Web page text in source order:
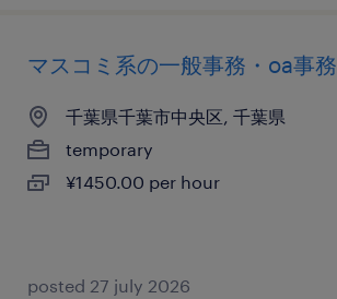
マスコミ系の一般事務・oa事務
千葉県千葉市中央区, 千葉県
temporary
¥1450.00 per hour
posted 27 july 2026